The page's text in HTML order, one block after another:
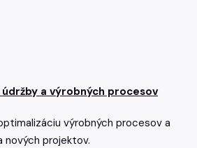
a výrobných procesov
výrobných procesov a
nových projektov.